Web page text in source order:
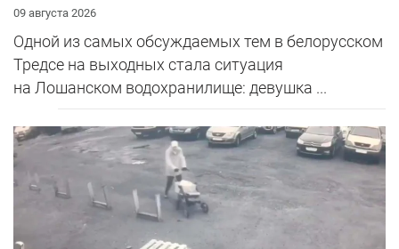
09 августа 2026
Одной из самых обсуждаемых тем в белорусском
Тредсе на выходных стала ситуация
на Лошанском водохранилище: девушка ...